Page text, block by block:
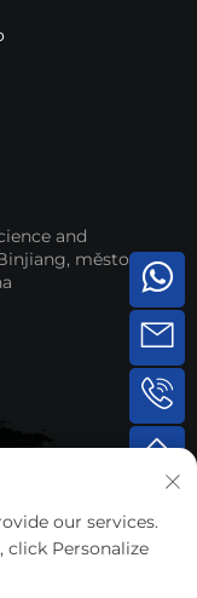
and
město
our services.
click Personalize